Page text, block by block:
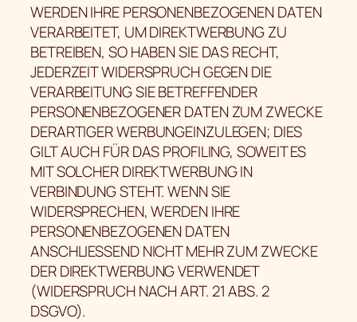
WERDEN IHRE PERSONENBEZOGENEN DATEN
VERARBEITET, UM DIREKTWERBUNG ZU
BETREIBEN, SO HABEN SIE DAS RECHT,
JEDERZEIT WIDERSPRUCH GEGEN DIE
VERARBEITUNG SIE BETREFFENDER
PERSONENBEZOGENER DATEN ZUM ZWECKE
DERARTIGER WERBUNGEINZULEGEN; DIES
GILT AUCH FÜR DAS PROFILING, SOWEIT ES
MIT SOLCHER DIREKTWERBUNG IN
VERBINDUNG STEHT. WENN SIE
WIDERSPRECHEN, WERDEN IHRE
PERSONENBEZOGENEN DATEN
ANSCHLIESSEND NICHT MEHR ZUM ZWECKE
DER DIREKTWERBUNG VERWENDET
(WIDERSPRUCH NACH ART. 21 ABS. 2
DSGVO).